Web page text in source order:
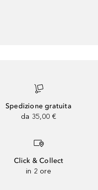
Spedizione gratuita
da 35,00 €
Click & Collect
in 2 ore